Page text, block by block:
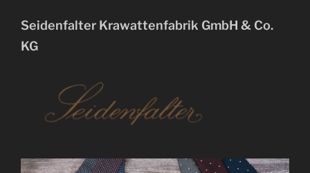
Seidenfalter Krawattenfabrik GmbH & Co.
KG